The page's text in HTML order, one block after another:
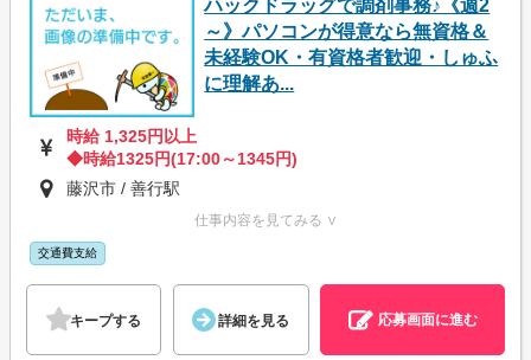
ハックドラッグで調剤事務♪《週2
～》パソコンが得意なら無資格＆
未経験OK・有資格者歓迎・しゅふ
に理解あ...
時給 1,325円以上
◆時給1325円(17:00～1345円)
藤沢市 / 善行駅
仕事内容を見てみる ∨
交通費支給
キープする 詳細を見る 応募画面に進む